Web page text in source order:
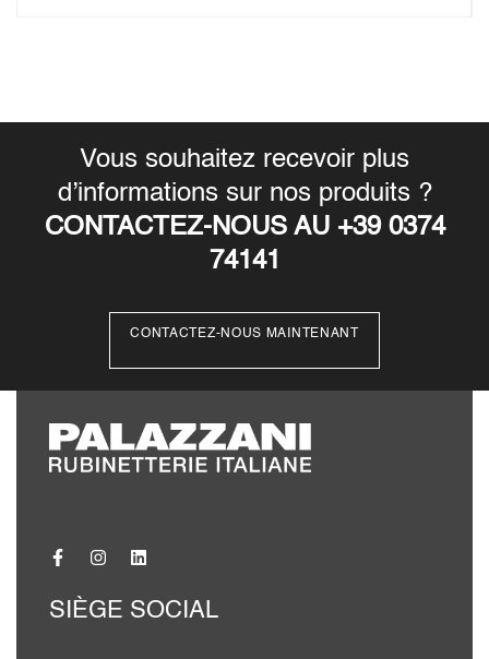
Vous souhaitez recevoir plus
d’informations sur nos produits ?
CONTACTEZ-NOUS AU +39 0374
74141
CONTACTEZ-NOUS MAINTENANT
SIÈGE SOCIAL